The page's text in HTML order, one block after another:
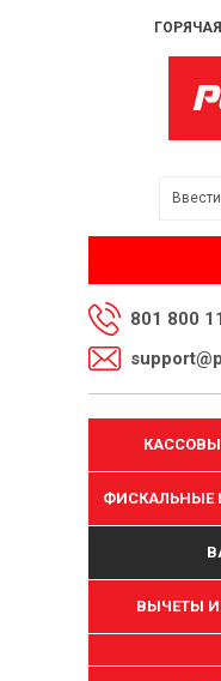
801 800
ФИСКАЛЬНЫЕ
ВЫЧЕТЫ